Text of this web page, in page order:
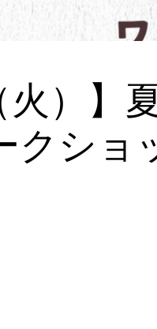
火）
クショ